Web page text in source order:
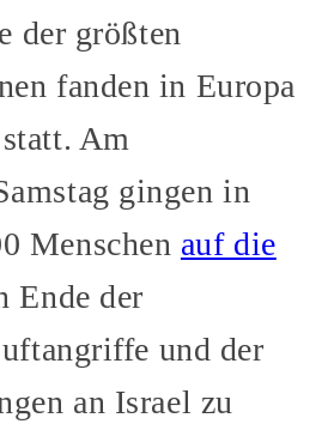
der größten
fanden in Europa
Am
gingen in
Menschen auf die
Ende der
und der
an Israel zu